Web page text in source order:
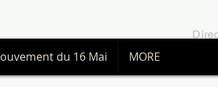
du 16 Mai MORE